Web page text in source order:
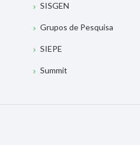
SISGEN
Grupos de Pesquisa
SIEPE
Summit